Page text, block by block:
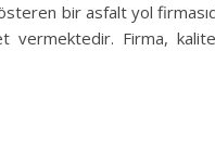
bir asfalt yol
vermektedir. Firma,